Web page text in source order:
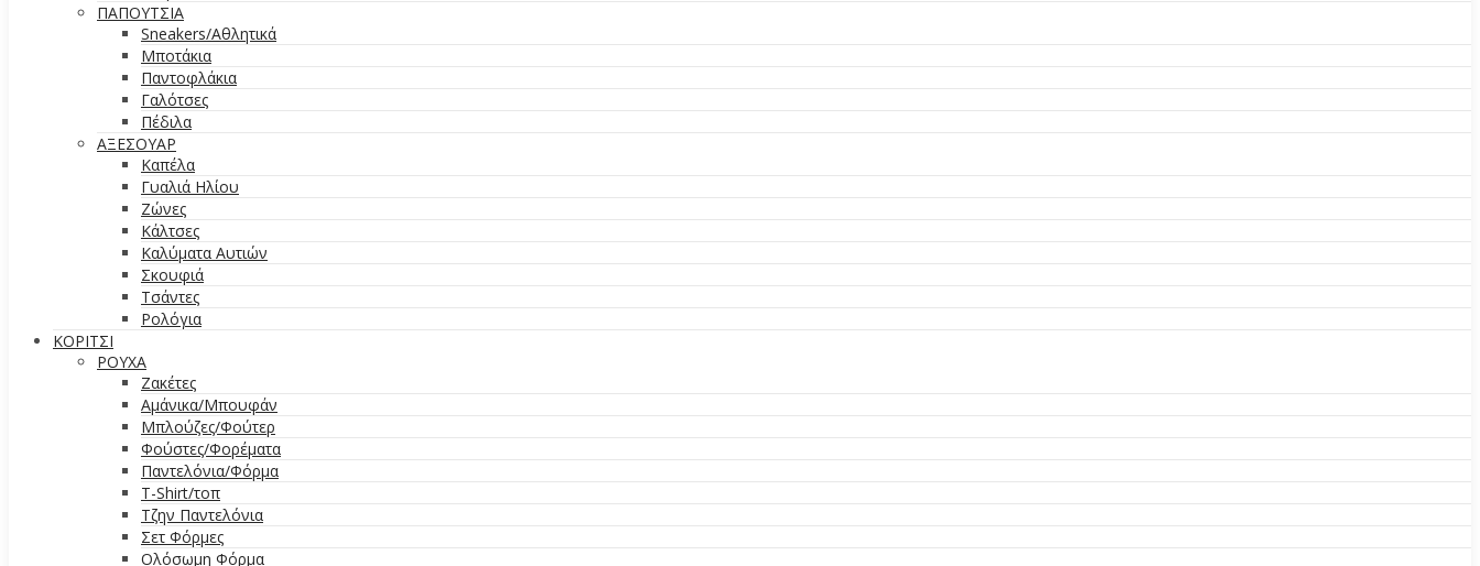
ΠΑΠΟΥΤΣΙΑ
Sneakers/Aθλητικά
Μποτάκια
Παντοφλάκια
Γαλότσες
Πέδιλα
ΑΞΕΣΟΥΑΡ
Καπέλα
Γυαλιά Ηλίου
Ζώνες
Κάλτσες
Καλύματα Αυτιών
Σκουφιά
Τσάντες
Ρολόγια
ΚΟΡΙΤΣΙ
ΡΟΥΧΑ
Ζακέτες
Αμάνικα/Μπουφάν
Μπλούζες/Φούτερ
Φούστες/Φορέματα
Παντελόνια/Φόρμα
T-Shirt/τοπ
Τζην Παντελόνια
Σετ Φόρμες
Ολόσωμη Φόρμα